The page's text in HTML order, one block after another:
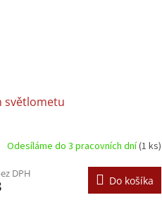
světlometu
Odesíláme do 3 pracovních dní(1 ks)
DPH
Do košíka